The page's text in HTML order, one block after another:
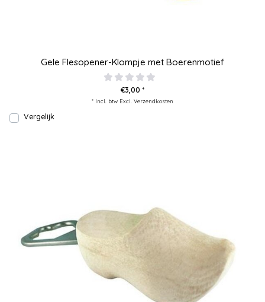
Gele Flesopener-Klompje met Boerenmotief
€3,00 *
* Incl. btw Excl. Verzendkosten
Vergelijk